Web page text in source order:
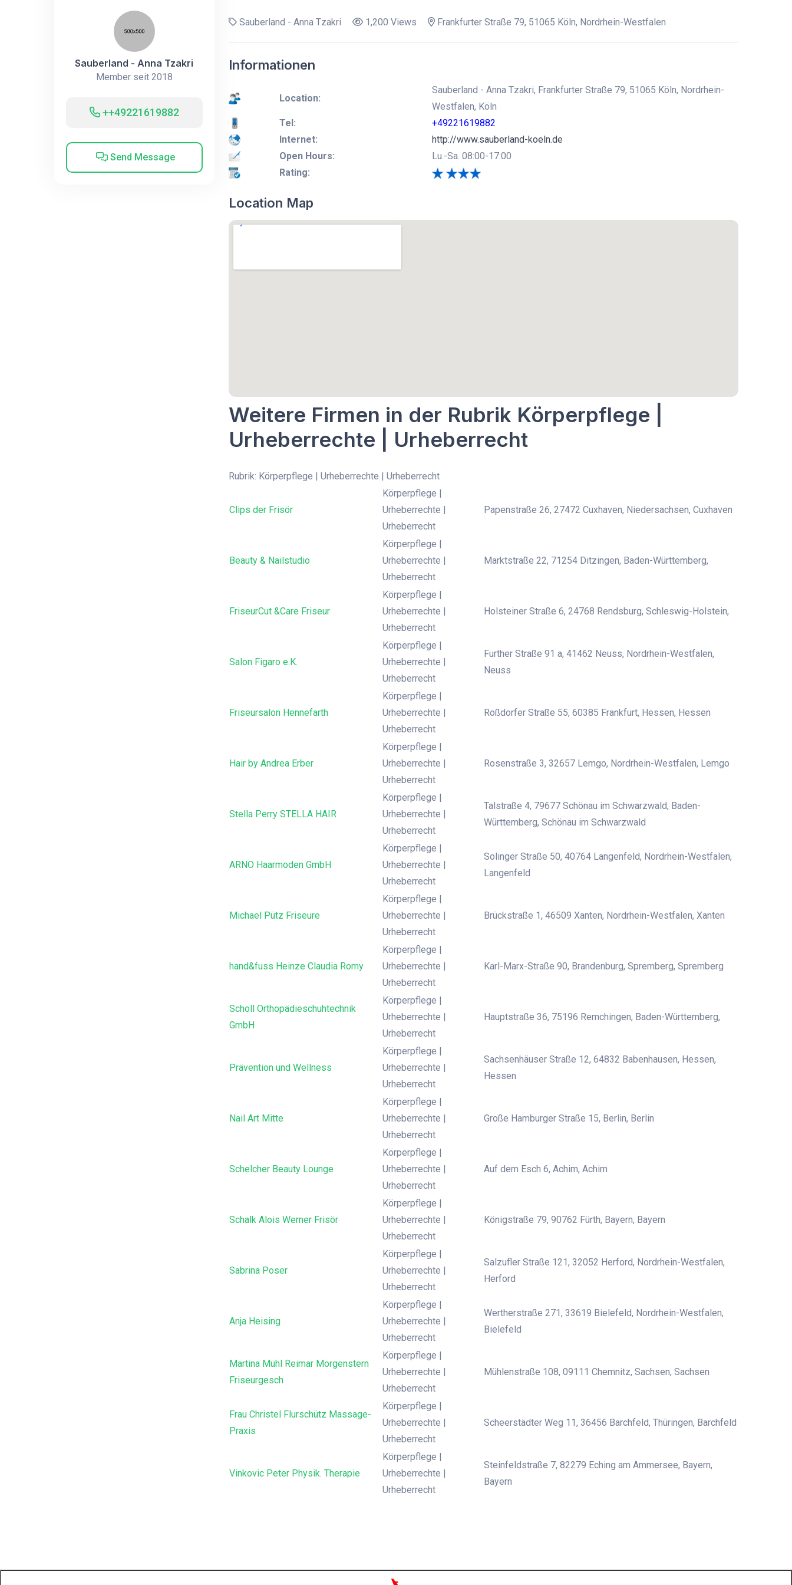
Sauberland - Anna Tzakri
Member seit 2018
++49221619882
Send Message
Sauberland - Anna Tzakri 1,200 Views Frankfurter Straße 79, 51065 Köln, Nordrhein-Westfalen
Informationen
Location:
Sauberland - Anna Tzakri, Frankfurter Straße 79, 51065 Köln, Nordrhein-
Westfalen, Köln
Tel:
+49221619882
Internet:
http://www.sauberland-koeln.de
Open Hours:
Lu.-Sa. 08:00-17:00
Rating:
Location Map
Weitere Firmen in der Rubrik Körperpflege |
Urheberrechte | Urheberrecht
Rubrik: Körperpflege | Urheberrechte | Urheberrecht
Clips der Frisör
Körperpflege |
Urheberrechte |
Urheberrecht
Papenstraße 26, 27472 Cuxhaven, Niedersachsen, Cuxhaven
Beauty & Nailstudio
Körperpflege |
Urheberrechte |
Urheberrecht
Marktstraße 22, 71254 Ditzingen, Baden-Württemberg,
FriseurCut &Care Friseur
Körperpflege |
Urheberrechte |
Urheberrecht
Holsteiner Straße 6, 24768 Rendsburg, Schleswig-Holstein,
Salon Figaro e.K.
Körperpflege |
Urheberrechte |
Urheberrecht
Further Straße 91 a, 41462 Neuss, Nordrhein-Westfalen,
Neuss
Friseursalon Hennefarth
Körperpflege |
Urheberrechte |
Urheberrecht
Roßdorfer Straße 55, 60385 Frankfurt, Hessen, Hessen
Hair by Andrea Erber
Körperpflege |
Urheberrechte |
Urheberrecht
Rosenstraße 3, 32657 Lemgo, Nordrhein-Westfalen, Lemgo
Stella Perry STELLA HAIR
Körperpflege |
Urheberrechte |
Urheberrecht
Talstraße 4, 79677 Schönau im Schwarzwald, Baden-
Württemberg, Schönau im Schwarzwald
ARNO Haarmoden GmbH
Körperpflege |
Urheberrechte |
Urheberrecht
Solinger Straße 50, 40764 Langenfeld, Nordrhein-Westfalen,
Langenfeld
Michael Pütz Friseure
Körperpflege |
Urheberrechte |
Urheberrecht
Brückstraße 1, 46509 Xanten, Nordrhein-Westfalen, Xanten
hand&fuss Heinze Claudia Romy
Körperpflege |
Urheberrechte |
Urheberrecht
Karl-Marx-Straße 90, Brandenburg, Spremberg, Spremberg
Scholl Orthopädieschuhtechnik
GmbH
Körperpflege |
Urheberrechte |
Urheberrecht
Hauptstraße 36, 75196 Remchingen, Baden-Württemberg,
Prävention und Wellness
Körperpflege |
Urheberrechte |
Urheberrecht
Sachsenhäuser Straße 12, 64832 Babenhausen, Hessen,
Hessen
Nail Art Mitte
Körperpflege |
Urheberrechte |
Urheberrecht
Große Hamburger Straße 15, Berlin, Berlin
Schelcher Beauty Lounge
Körperpflege |
Urheberrechte |
Urheberrecht
Auf dem Esch 6, Achim, Achim
Schalk Alois Werner Frisör
Körperpflege |
Urheberrechte |
Urheberrecht
Königstraße 79, 90762 Fürth, Bayern, Bayern
Sabrina Poser
Körperpflege |
Urheberrechte |
Urheberrecht
Salzufler Straße 121, 32052 Herford, Nordrhein-Westfalen,
Herford
Anja Heising
Körperpflege |
Urheberrechte |
Urheberrecht
Wertherstraße 271, 33619 Bielefeld, Nordrhein-Westfalen,
Bielefeld
Martina Mühl Reimar Morgenstern
Friseurgesch
Körperpflege |
Urheberrechte |
Urheberrecht
Mühlenstraße 108, 09111 Chemnitz, Sachsen, Sachsen
Frau Christel Flurschütz Massage-
Praxis
Körperpflege |
Urheberrechte |
Urheberrecht
Scheerstädter Weg 11, 36456 Barchfeld, Thüringen, Barchfeld
Vinkovic Peter Physik. Therapie
Körperpflege |
Urheberrechte |
Urheberrecht
Steinfeldstraße 7, 82279 Eching am Ammersee, Bayern,
Bayern